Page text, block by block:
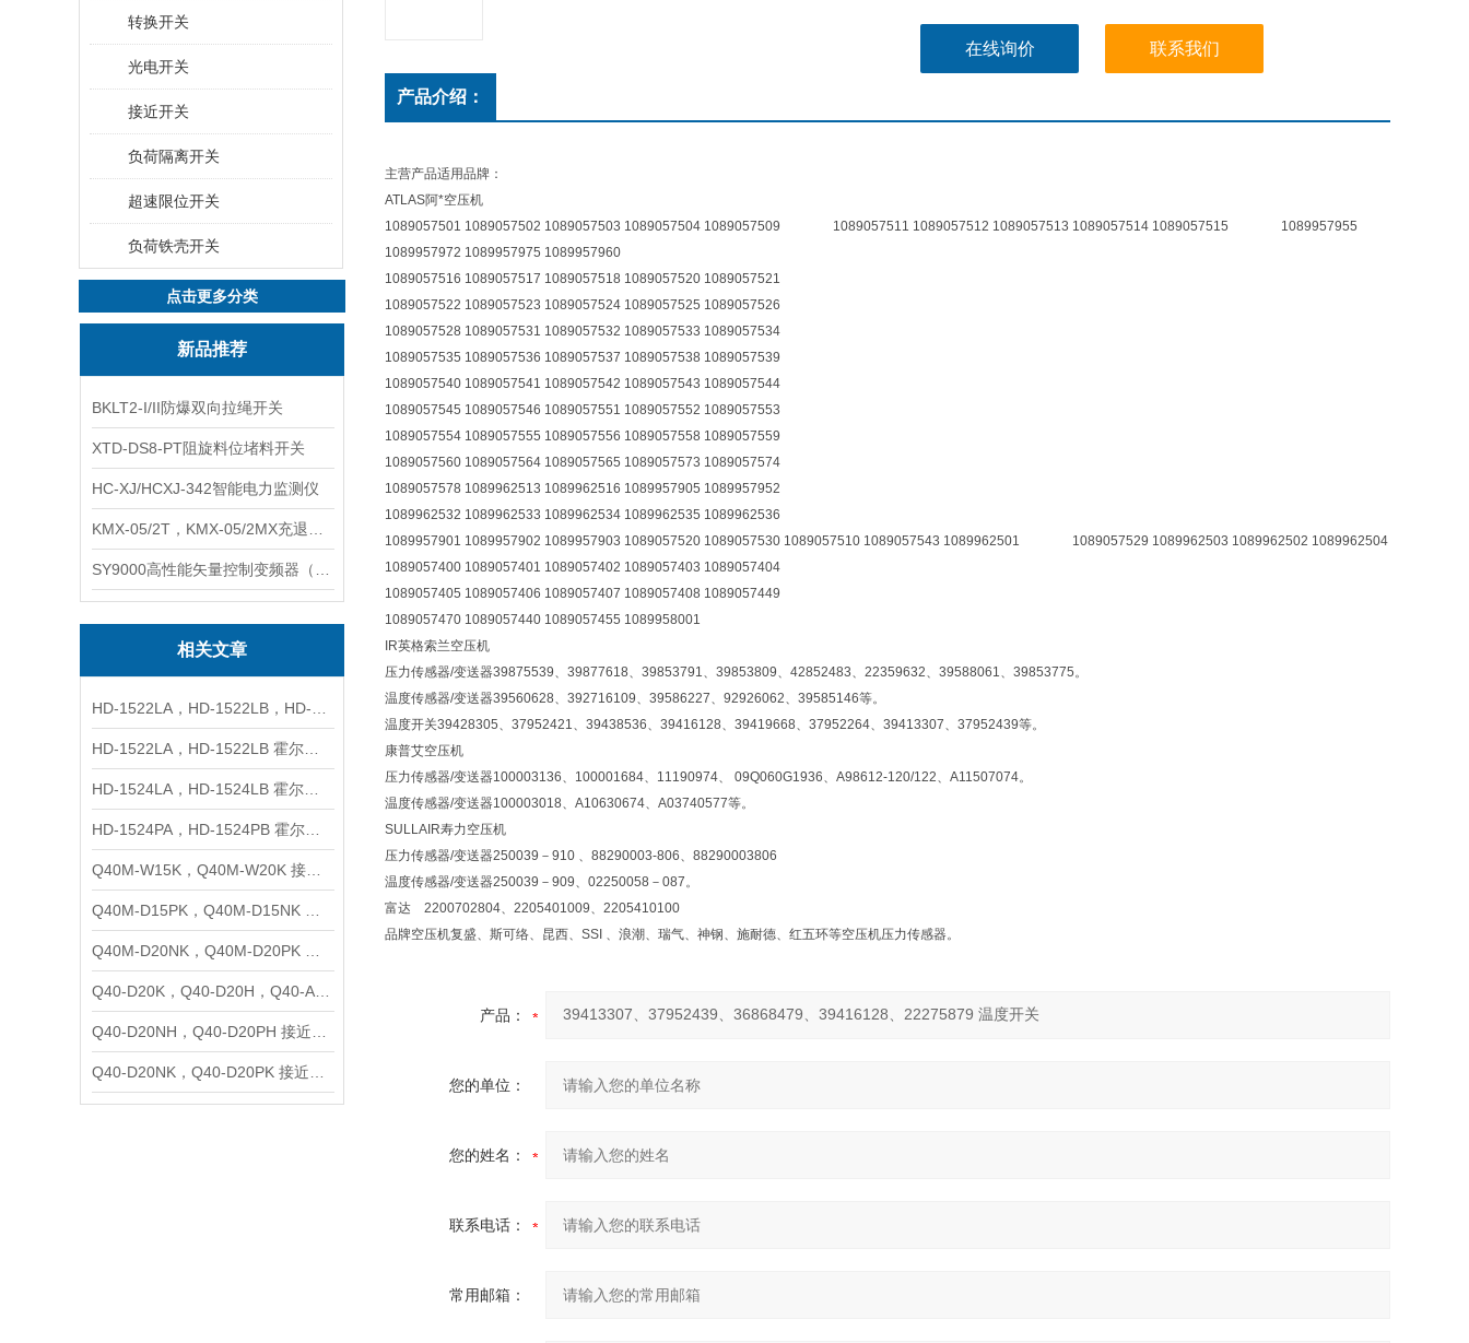
转换开关
光电开关
接近开关
负荷隔离开关
超速限位开关
负荷铁壳开关
点击更多分类
新品推荐
BKLT2-I/II防爆双向拉绳开关
XTD-DS8-PT阻旋料位堵料开关
HC-XJ/HCXJ-342智能电力监测仪
相关文章
在线询价 联系我们
产品介绍：
主营产品适用品牌：
ATLAS阿*空压机
1089057501 1089057502 1089057503 1089057504 1089057509 1089057511 1089057512 1089057513 1089057514 1089057515 1089957955
1089957972 1089957975 1089957960
1089057516 1089057517 1089057518 1089057520 1089057521
1089057522 1089057523 1089057524 1089057525 1089057526
1089057528 1089057531 1089057532 1089057533 1089057534
1089057535 1089057536 1089057537 1089057538 1089057539
1089057540 1089057541 1089057542 1089057543 1089057544
1089057545 1089057546 1089057551 1089057552 1089057553
1089057554 1089057555 1089057556 1089057558 1089057559
1089057560 1089057564 1089057565 1089057573 1089057574
1089057578 1089962513 1089962516 1089957905 1089957952
1089962532 1089962533 1089962534 1089962535 1089962536
1089957901 1089957902 1089957903 1089057520 1089057530 1089057510 1089057543 1089962501 1089057529 1089962503 1089962502 1089962504
1089057400 1089057401 1089057402 1089057403 1089057404
1089057405 1089057406 1089057407 1089057408 1089057449
1089057470 1089057440 1089057455 1089958001
IR英格索兰空压机
压力传感器/变送器39875539、39877618、39853791、39853809、42852483、22359632、39588061、39853775。
温度传感器/变送器39560628、392716109、39586227、92926062、39585146等。
温度开关39428305、37952421、39438536、39416128、39419668、37952264、39413307、37952439等。
康普艾空压机
压力传感器/变送器100003136、100001684、11190974、 09Q060G1936、A98612-120/122、A11507074。
温度传感器/变送器100003018、A10630674、A03740577等。
SULLAIR寿力空压机
压力传感器/变送器250039－910 、88290003-806、88290003806
温度传感器/变送器250039－909、02250058－087。
富达 2200702804、2205401009、2205410100
品牌空压机复盛、斯可络、昆西、SSI 、浪潮、瑞气、神钢、施耐德、红五环等空压机压力传感器。
产品：
您的单位：
您的姓名：
联系电话：
常用邮箱：